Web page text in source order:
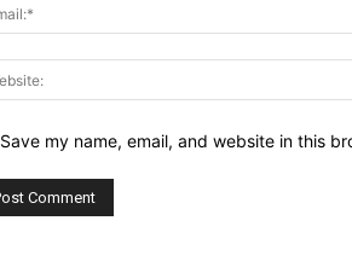
Save my name, email, and website in this